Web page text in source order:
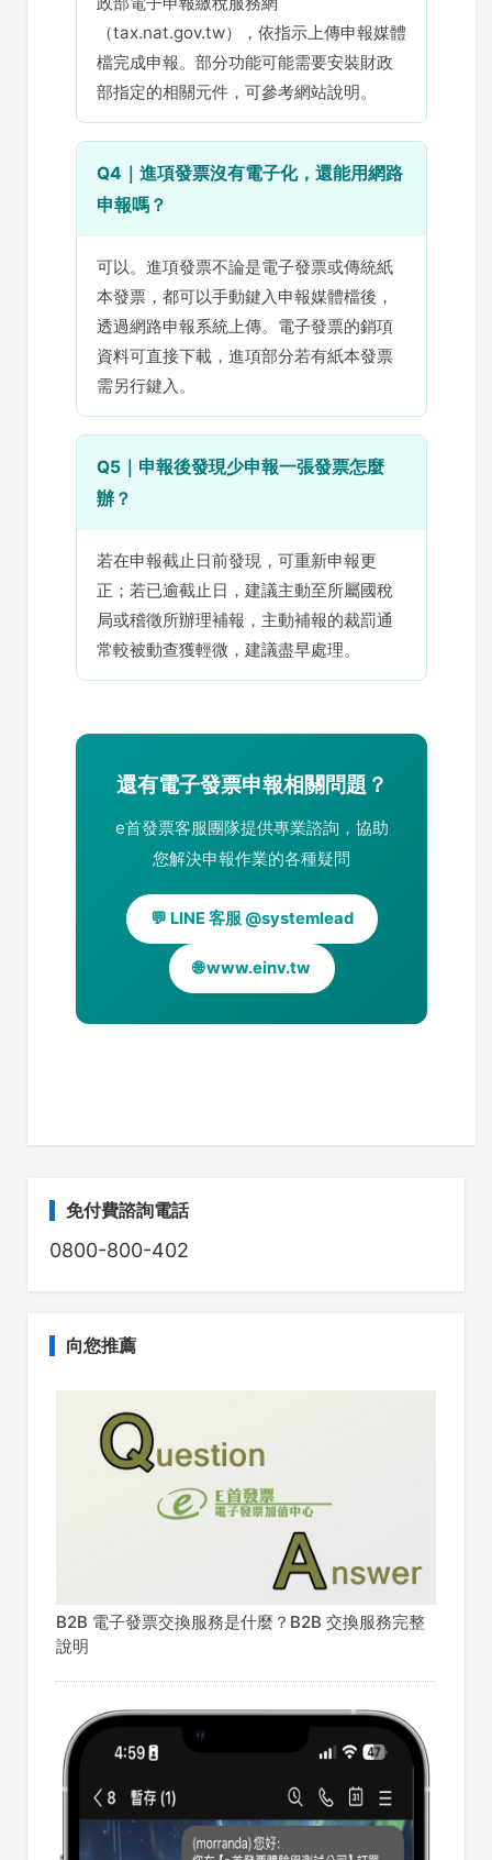
（tax.nat.gov.tw），依指示上傳申報媒體
檔完成申報。部分功能可能需要安裝財政
部指定的相關元件，可參考網站說明。
Q4｜進項發票沒有電子化，還能用網路
申報嗎？
可以。進項發票不論是電子發票或傳統紙
本發票，都可以手動鍵入申報媒體檔後，
透過網路申報系統上傳。電子發票的銷項
資料可直接下載，進項部分若有紙本發票
需另行鍵入。
Q5｜申報後發現少申報一張發票怎麼
辦？
若在申報截止日前發現，可重新申報更
正；若已逾截止日，建議主動至所屬國稅
局或稽徵所辦理補報，主動補報的裁罰通
常較被動查獲輕微，建議盡早處理。
還有電子發票申報相關問題？
e首發票客服團隊提供專業諮詢，協助
您解決申報作業的各種疑問
💬 LINE 客服 @systemlead
🌐 www.einv.tw
免付費諮詢電話
0800-800-402
向您推薦
B2B 電子發票交換服務是什麼？B2B 交換服務完整
說明